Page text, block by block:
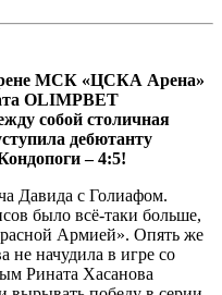
МСК «ЦСКА Арена»
OLIMPBET
собой столичная
дебютанту
– 4:5!
Давида с Голиафом.
было всё-таки больше,
Армией». Опять же
не начудила в игре со
Рината Хасанова